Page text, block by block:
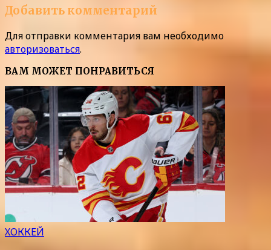
Добавить комментарий
Для отправки комментария вам необходимо
авторизоваться.
ВАМ МОЖЕТ ПОНРАВИТЬСЯ
ХОККЕЙ